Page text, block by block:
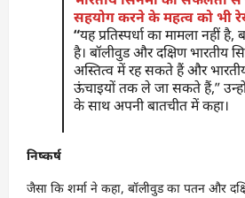
सहयोग करने के महत्व को भी
“यह प्रतिस्पर्धा का मामला नहीं
है। बॉलीवुड और दक्षिण भारतीय
अस्तित्व में रह सकते हैं और
ऊंचाइयों तक ले जा सकते हैं,”
के साथ अपनी बातचीत में कहा।
निष्कर्ष
जैसा कि शर्मा ने कहा, बॉलीवुड का पतन और